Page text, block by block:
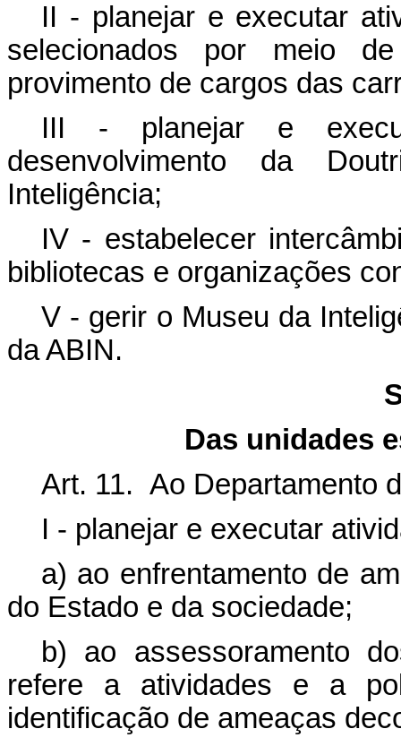
II - planejar e executar
selecionados por meio
provimento de cargos das
III - planejar e
desenvolvimento da
Inteligência;
IV - estabelecer
bibliotecas e organizações
V - gerir o Museu da
da ABIN.
Das unidades
Art. 11. Ao Departamento
I - planejar e executar
a) ao enfrentamento de
do Estado e da sociedade;
b) ao assessoramento
refere a atividades e a
identificação de ameaças